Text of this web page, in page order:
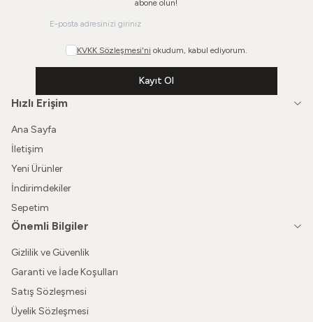
abone olun!
KVKK Sözleşmesi'ni okudum, kabul ediyorum.
Kayıt Ol
Hızlı Erişim
Ana Sayfa
İletişim
Yeni Ürünler
İndirimdekiler
Sepetim
Önemli Bilgiler
Gizlilik ve Güvenlik
Garanti ve İade Koşulları
Satış Sözleşmesi
Üyelik Sözleşmesi